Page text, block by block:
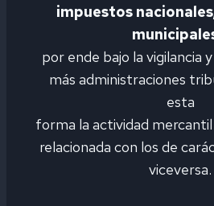
impuestos
por ende bajo la vigilancia
más administraciones
esta
forma la actividad
relacionada con los de
viceversa.